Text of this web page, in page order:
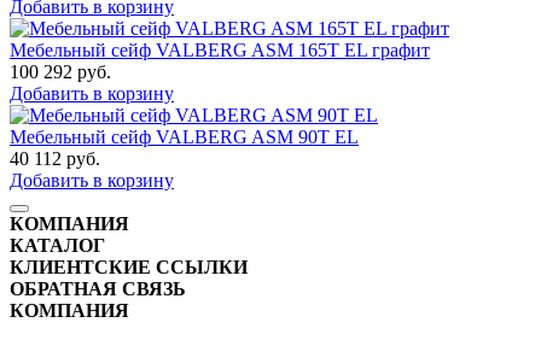
Добавить в корзину
Мебельный сейф VALBERG ASM 165T EL графит
100 292 руб.
Добавить в корзину
Мебельный сейф VALBERG ASM 90T EL
40 112 руб.
Добавить в корзину
КОМПАНИЯ
КАТАЛОГ
КЛИЕНТСКИЕ ССЫЛКИ
ОБРАТНАЯ СВЯЗЬ
КОМПАНИЯ